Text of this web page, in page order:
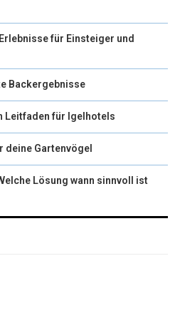
für Einsteiger und
Backergebnisse
Leitfaden für Igelhotels
deine Gartenvögel
Lösung wann sinnvoll ist